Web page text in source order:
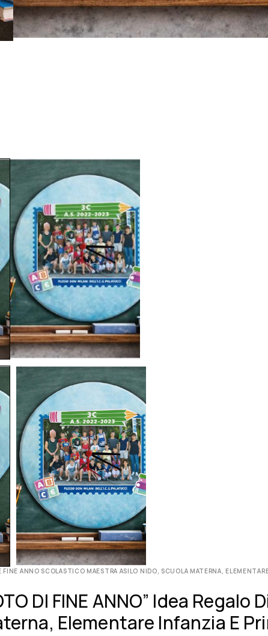
ANNO SCOLASTICO MAESTRA ASILO NIDO, SCUOLA MATERNA,
DI FINE ANNO” Idea Regalo
Elementare Infanzia E